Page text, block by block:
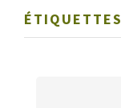
ÉTIQUETTES